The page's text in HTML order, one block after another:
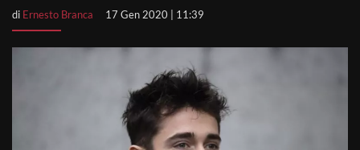
di Ernesto Branca 17 Gen 2020 | 11:39